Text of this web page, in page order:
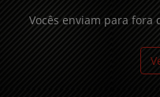
Vocês enviam para fora